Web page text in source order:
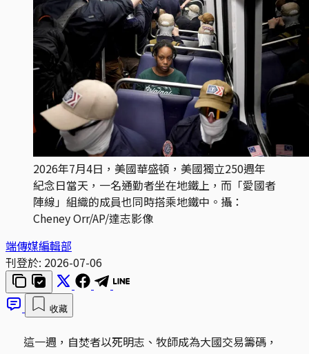
2026年7月4日，美國華盛頓，美國獨立250週年
紀念日當天，一名通勤者坐在地鐵上，而「愛國者
陣線」組織的成員也同時搭乘地鐵中。攝：
Cheney Orr/AP/達志影像
端傳媒編輯部
刊登於: 2026-07-06
收藏
這一週，自焚者以死明志、牧師成為大國交易籌碼，